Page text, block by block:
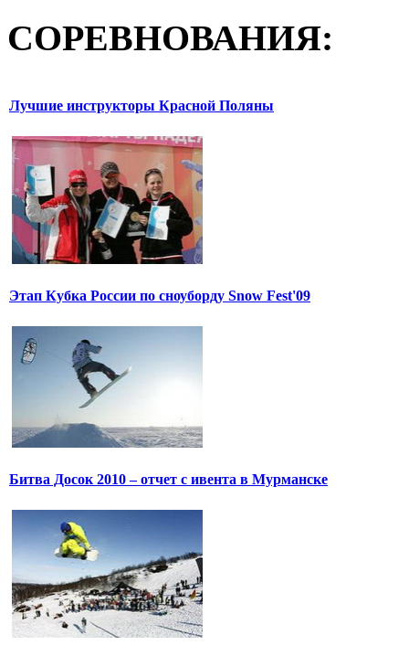
СОРЕВНОВАНИЯ:
Лучшие инструкторы Красной Поляны
Этап Кубка России по сноуборду Snow Fest'09
Битва Досок 2010 – отчет с ивента в Мурманске